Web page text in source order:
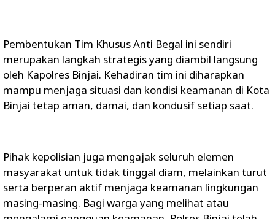
Pembentukan Tim Khusus Anti Begal ini sendiri
merupakan langkah strategis yang diambil langsung
oleh Kapolres Binjai. Kehadiran tim ini diharapkan
mampu menjaga situasi dan kondisi keamanan di Kota
Binjai tetap aman, damai, dan kondusif setiap saat.
Pihak kepolisian juga mengajak seluruh elemen
masyarakat untuk tidak tinggal diam, melainkan turut
serta berperan aktif menjaga keamanan lingkungan
masing-masing. Bagi warga yang melihat atau